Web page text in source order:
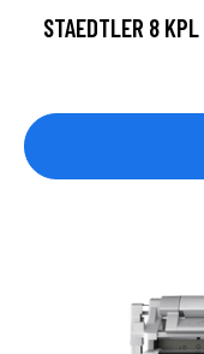
STAEDTLER 8 KPL